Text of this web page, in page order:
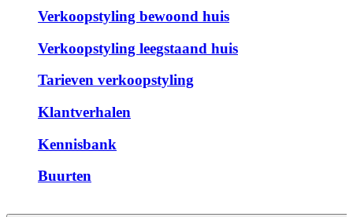
Verkoopstyling bewoond huis
Verkoopstyling leegstaand huis
Tarieven verkoopstyling
Klantverhalen
Kennisbank
Buurten